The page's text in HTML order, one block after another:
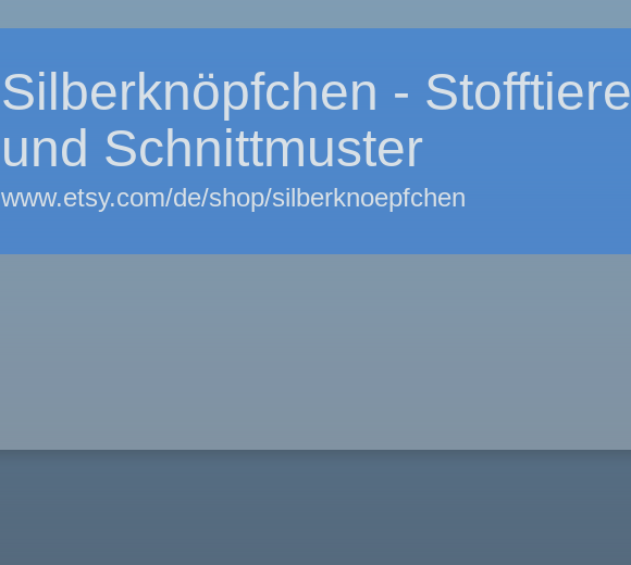
Silberknöpfchen - Stofftiere
und Schnittmuster
www.etsy.com/de/shop/silberknoepfchen